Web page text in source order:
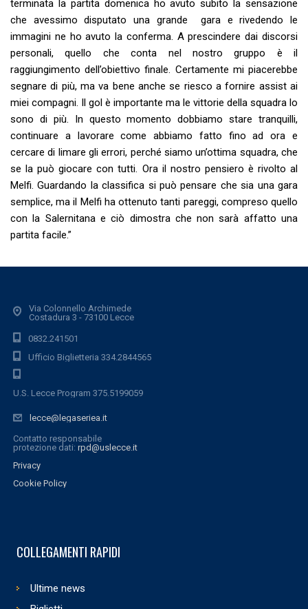
terminata la partita domenica ho avuto subito la sensazione
che avessimo disputato una grande gara e rivedendo le
immagini ne ho avuto la conferma. A prescindere dai discorsi
personali, quello che conta nel nostro gruppo è il
raggiungimento dell’obiettivo finale. Certamente mi piacerebbe
segnare di più, ma va bene anche se riesco a fornire assist ai
miei compagni. Il gol è importante ma le vittorie della squadra lo
sono di più. In questo momento dobbiamo stare tranquilli,
continuare a lavorare come abbiamo fatto fino ad ora e
cercare di limare gli errori, perché siamo un’ottima squadra, che
se la può giocare con tutti. Ora il nostro pensiero è rivolto al
Melfi. Guardando la classifica si può pensare che sia una gara
semplice, ma il Melfi ha ottenuto tanti pareggi, compreso quello
con la Salernitana e ciò dimostra che non sarà affatto una
partita facile.”
Via Colonnello Archimede
Costadura 3 - 73100 Lecce
0832.241501
Ufficio Biglietteria 334.2844565
U.S. Lecce Program 375.5199059
lecce@legaseriea.it
Contatto responsabile
protezione dati: rpd@uslecce.it
Privacy
Cookie Policy
COLLEGAMENTI RAPIDI
Ultime news